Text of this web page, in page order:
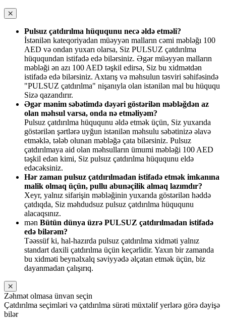
Pulsuz çatdırılma hüququnu necə əldə etməli?
İstənilən kateqoriyadan müəyyən malların cəmi məbləğı 100
AED və ondan yuxarı olarsa, Siz PULSUZ çatdırılma
hüququndan istifadə edə bilərsiniz. Əgər müəyyən malların
məbləği ən azı 100 AED təşkil edirsə, Siz bu xidmətdən
istifadə edə bilərsiniz. Axtarış və məhsulun təsviri səhifəsində
"PULSUZ çatdırılma" nişanıyla olan istənilən mal bu hüququ
Sizə qazandırır.
Əgər mənim səbətimdə dəyəri göstərilən məbləğdən az
olan məhsul varsa, onda nə etməliyəm?
Pulsuz çatdırılma hüququnu əldə etmək üçün, Siz yuxarıda
göstərilən şərtlərə uyğun istənilən məhsulu səbətinizə əlavə
etməklə, tələb olunan məbləğə çata bilərsiniz. Pulsuz
çatdırılmaya aid olan məhsulların ümumi məbləği 100 AED
təşkil edən kimi, Siz pulsuz çatdırılma hüququnu eldə
edəcəksiniz.
Hər zaman pulsuz çatdırılmadan istifadə etmək imkanına
malik olmaq üçün, pullu abunəçilik almaq lazımdır?
Xeyr, yalnız sifarişin məbləğinin yuxarıda göstərilən həddə
çatdıqda, Siz məhdudsuz pulsuz çatdırılma hüququnu
alacaqsınız.
mən Bütün dünya üzrə PULSUZ çatdırılmadan istifadə
edə bilərəm?
Təəssüf ki, hal-hazırda pulsuz çatdırılma xidməti yalnız
standart daxili çatdırılma üçün keçərlidir. Yaxın bir zamanda
bu xidməti beynəlxalq səviyyədə əlçatan etmək üçün, biz
dayanmadan çalışırıq.
Zəhmət olmasa ünvan seçin
Çatdırılma seçimləri və çatdırılma sürəti müxtəlif yerlərə görə dəyişə
bilər